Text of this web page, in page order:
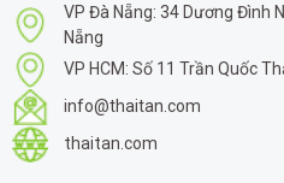
VP Đà Nẵng: 34 Dương Đình
Nẵng
VP HCM: Số 11 Trần Quốc
info@thaitan.com
thaitan.com